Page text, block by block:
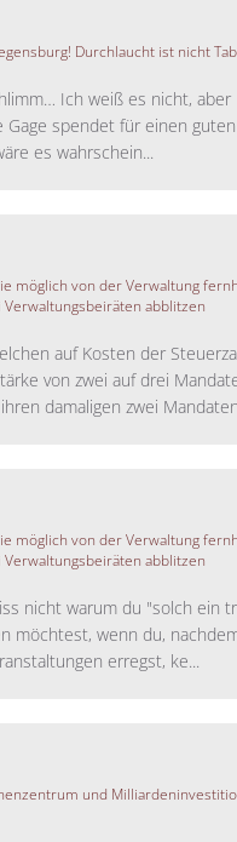
Durchlaucht ist nicht
Ich weiß es nicht, aber
Gage spendet für einen
es wahrschein...
möglich von der Verwaltung
Verwaltungsbeiräten abblitzen
auf Kosten der
von zwei auf drei
damaligen zwei
möglich von der Verwaltung
Verwaltungsbeiräten abblitzen
nicht warum du "solch ein
möchtest, wenn du,
erregst, ke...
und